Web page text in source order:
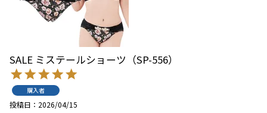
SALE ミステールショーツ（SP-556）
購入者
投稿日 2026/04/15